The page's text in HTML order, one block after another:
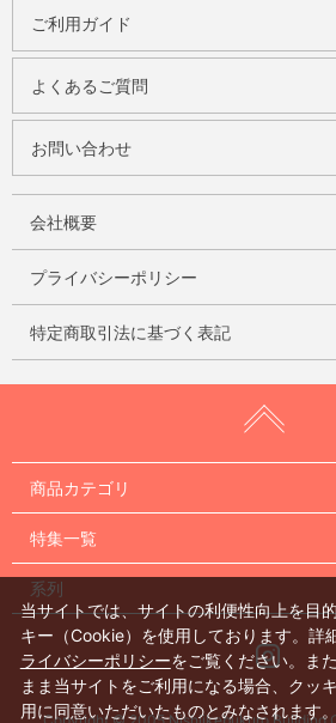
ご利用ガイド
よくあるご質問
お問い合わせ
会社概要
プライバシーポリシー
特定商取引法に基づく表記
商品カテゴリ
特集一覧
系列
当サイトでは、サイトの利便性向上を目
キー（Cookie）を使用しております。詳
ライバシーポリシーをご覧ください。ま
まま当サイトをご利用になる場合、クッ
用に同意いただいたものとみなされます。